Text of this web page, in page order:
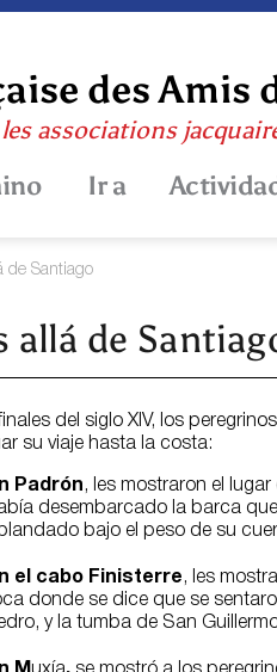
des Amis
associations
Ir a
de Santiago
allá de
del siglo XIV, los
su viaje hasta la costa:
Padrón , les mostraron el
desembarcado la barca
bajo el peso de su
el cabo Finisterre , les
donde se dice que se
y la tumba de San